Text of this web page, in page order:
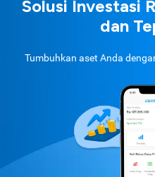
Solusi Investasi
dan
Tumbuhkan aset Anda